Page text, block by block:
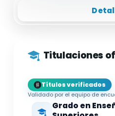
Titulaciones
Títulos verificados
Validado por el equipo de
Grado en